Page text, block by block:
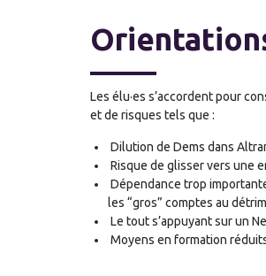
Les élu·es s’accordent pour
et de risques tels que :
Dilution de Dems dans
Risque de glisser vers une
Dépendance trop
les “gros” comptes au
Le tout s’appuyant sur un
Moyens en formation